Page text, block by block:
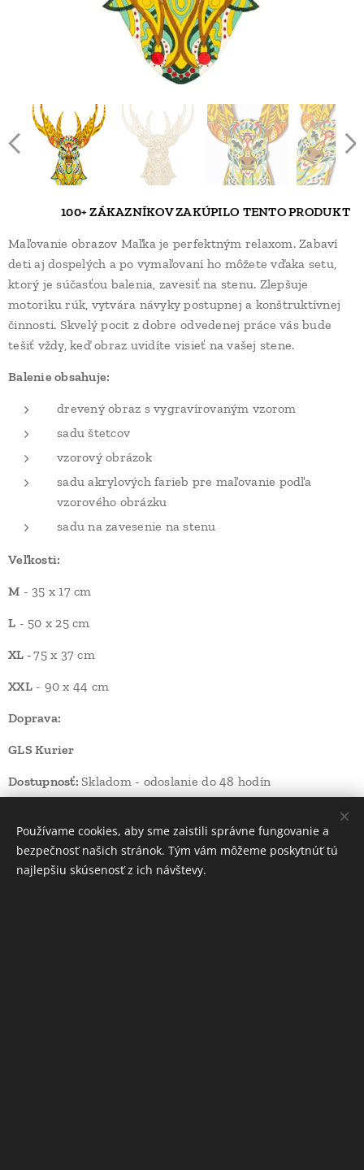
⭐⭐⭐100+ZÁKAZNÍKOV ZAKÚPILO TENTO PRODUKT
Maľovanie obrazov Maľka je perfektným relaxom. Zabaví
deti aj dospelých a po vymaľovaní ho môžete vďaka setu,
ktorý je súčasťou balenia, zavesiť na stenu. Zlepšuje
motoriku rúk, vytvára návyky postupnej a konštruktívnej
činnosti. Skvelý pocit z dobre odvedenej práce vás bude
tešiť vždy, keď obraz uvidíte visieť na vašej stene.
Balenie obsahuje:
drevený obraz s vygravírovaným vzorom
sadu štetcov
vzorový obrázok
sadu akrylových farieb pre maľovanie podľa
vzorového obrázku
sadu na zavesenie na stenu
Veľkosti:
M - 35 x 17 cm
L - 50 x 25 cm
XL -75 x 37 cm
XXL- 90 x 44 cm
Doprava:
GLS Kurier
Dostupnosť:Skladom - odoslanie do 48 hodín
19,00Kč 50,00Kč
Používame cookies, aby sme zaistili správne fungovanie a
bezpečnosť našich stránok. Tým vám môžeme poskytnúť tú
najlepšiu skúsenosť z ich návštevy.